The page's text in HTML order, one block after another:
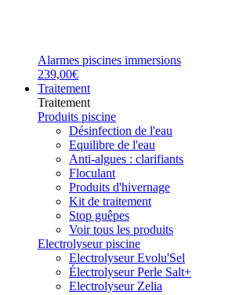
Alarmes piscines immersions
239,00€
Traitement
Traitement
Produits piscine
Désinfection de l'eau
Equilibre de l'eau
Anti-algues : clarifiants
Floculant
Produits d'hivernage
Kit de traitement
Stop guêpes
Voir tous les produits
Electrolyseur piscine
Electrolyseur Evolu'Sel
Électrolyseur Perle Salt+
Electrolyseur Zelia